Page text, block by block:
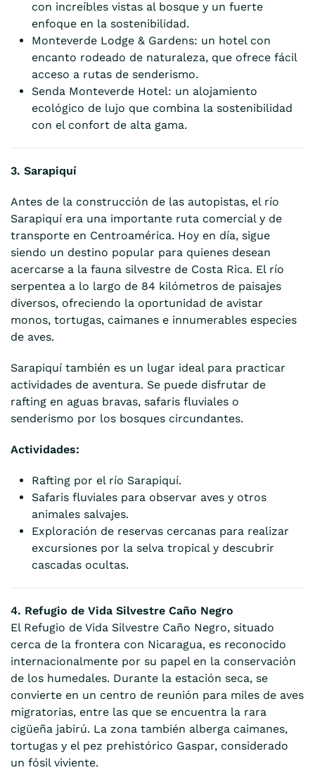
con increíbles vistas al bosque y un fuerte
enfoque en la sostenibilidad.
Monteverde Lodge & Gardens: un hotel con
encanto rodeado de naturaleza, que ofrece fácil
acceso a rutas de senderismo.
Senda Monteverde Hotel: un alojamiento
ecológico de lujo que combina la sostenibilidad
con el confort de alta gama.
3. Sarapiquí
Antes de la construcción de las autopistas, el río
Sarapiquí era una importante ruta comercial y de
transporte en Centroamérica. Hoy en día, sigue
siendo un destino popular para quienes desean
acercarse a la fauna silvestre de Costa Rica. El río
serpentea a lo largo de 84 kilómetros de paisajes
diversos, ofreciendo la oportunidad de avistar
monos, tortugas, caimanes e innumerables especies
de aves.
Sarapiquí también es un lugar ideal para practicar
actividades de aventura. Se puede disfrutar de
rafting en aguas bravas, safaris fluviales o
senderismo por los bosques circundantes.
Actividades:
Rafting por el río Sarapiquí.
Safaris fluviales para observar aves y otros
animales salvajes.
Exploración de reservas cercanas para realizar
excursiones por la selva tropical y descubrir
cascadas ocultas.
4. Refugio de Vida Silvestre Caño Negro
El Refugio de Vida Silvestre Caño Negro, situado
cerca de la frontera con Nicaragua, es reconocido
internacionalmente por su papel en la conservación
de los humedales. Durante la estación seca, se
convierte en un centro de reunión para miles de aves
migratorias, entre las que se encuentra la rara
cigüeña jabirú. La zona también alberga caimanes,
tortugas y el pez prehistórico Gaspar, considerado
un fósil viviente.